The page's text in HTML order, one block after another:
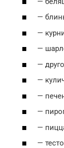
—
—
—
—
—
—
—
—
—